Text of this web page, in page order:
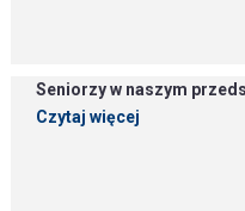
Seniorzy w naszym
Czytaj więcej